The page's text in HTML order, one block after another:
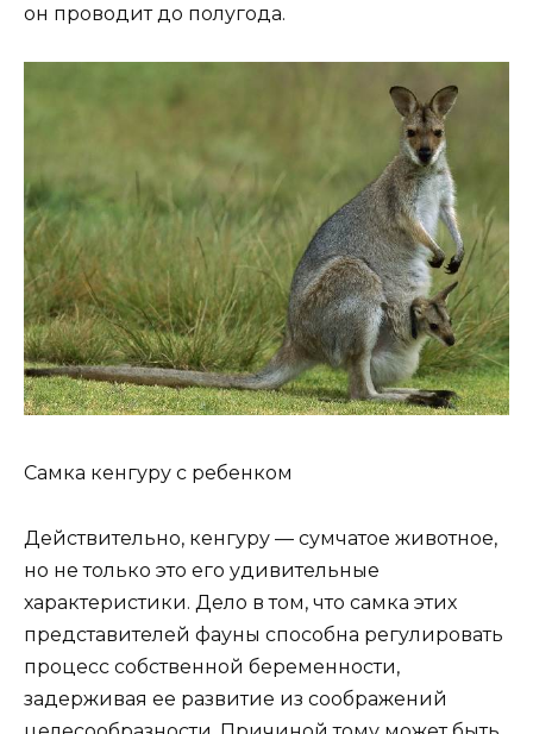
он проводит до полугода.
Самка кенгуру с ребенком
Действительно, кенгуру — сумчатое животное,
но не только это его удивительные
характеристики. Дело в том, что самка этих
представителей фауны способна регулировать
процесс собственной беременности,
задерживая ее развитие из соображений